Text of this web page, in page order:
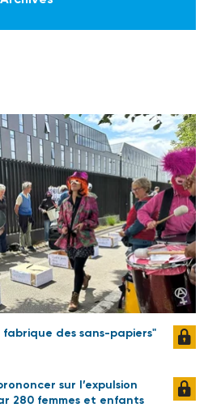
des sans-papiers"
sur l’expulsion
280 femmes et enfants